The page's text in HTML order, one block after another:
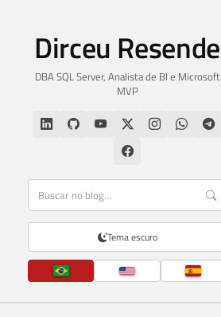
Dirceu Resende
DBA SQL Server, Analista de BI e Microsoft
MVP
Tema escuro